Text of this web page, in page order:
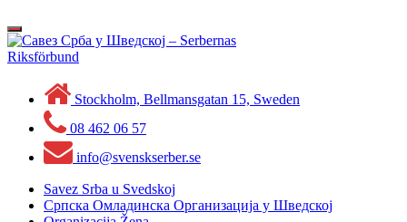
to
content
Toggle
navigation
Stockholm, Bellmansgatan 15, Sweden
08 462 06 57
info@svenskserber.se
Savez Srba u Svedskoj
Српска Омладинска Организација у Шведској